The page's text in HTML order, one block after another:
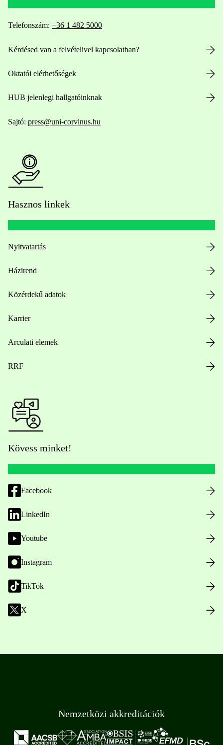
Telefonszám: +36 1 482 5000
Kérdésed van a felvételivel kapcsolatban?
Oktatói elérhetőségek
HUB jelenlegi hallgatóinknak
Sajtó: press@uni-corvinus.hu
Hasznos linkek
Nyitvatartás
Házirend
Közérdekű adatok
Karrier
Arculati elemek
RRF
Kövess minket!
Facebook
LinkedIn
Youtube
Instagram
TikTok
X
Nemzetközi akkreditációk